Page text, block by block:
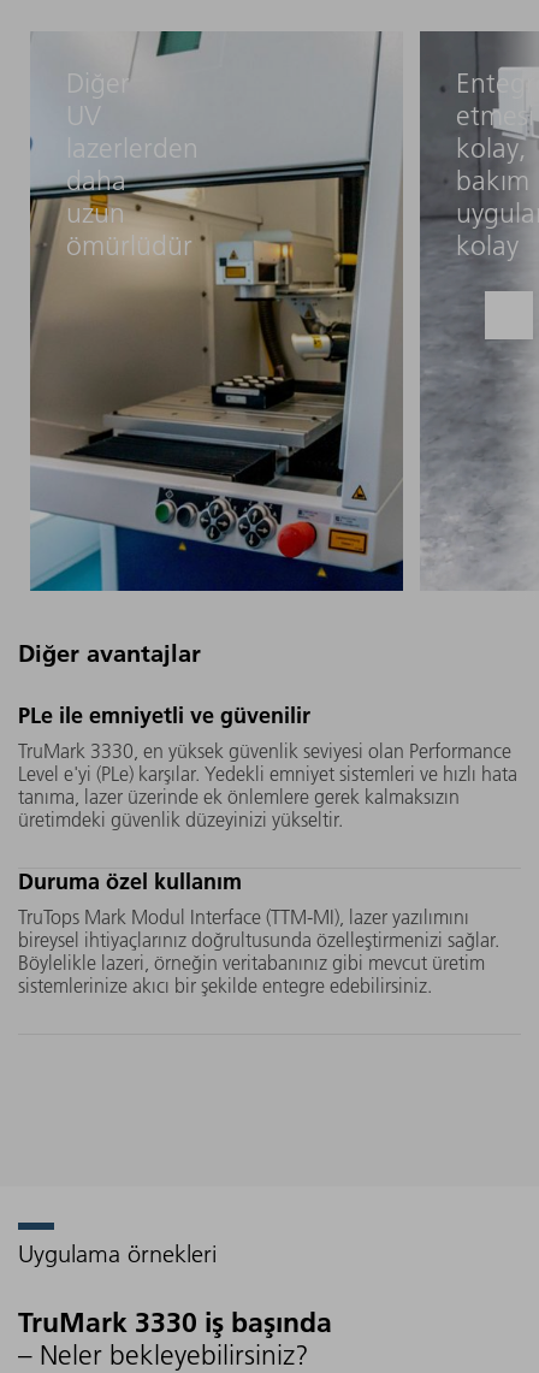
Diğer
UV
lazerlerden
daha
uzun
ömürlüdür
TruMark 3330'un içindeki UV
kristali, rakip ürünlerdekinden
daha büyüktür. Dahası, TRUMPF
tarafından geliştirilmiş olan
"Micro Mover” motoru, lazerin
noktalara odaklanmasına olanak
tanır. Her iki özellik de, size uzun
bir kullanım ömrü ve hizmet
süresi olarak geri döner.
etmesi
kolay,
bakım
kolay
TruMark
özelliği
hattına
indirmiş
Diğer avantajlar
PLe ile emniyetli ve güvenilir
TruMark 3330, en yüksek güvenlik seviyesi olan Performance
Level e'yi (PLe) karşılar. Yedekli emniyet sistemleri ve hızlı hata
tanıma, lazer üzerinde ek önlemlere gerek kalmaksızın
üretimdeki güvenlik düzeyinizi yükseltir.
Duruma özel kullanım
TruTops Mark Modul Interface (TTM-MI), lazer yazılımını
bireysel ihtiyaçlarınız doğrultusunda özelleştirmenizi sağlar.
Böylelikle lazeri, örneğin veritabanınız gibi mevcut üretim
sistemlerinize akıcı bir şekilde entegre edebilirsiniz.
Uygulama örnekleri
TruMark 3330 iş başında
– Neler bekleyebilirsiniz?